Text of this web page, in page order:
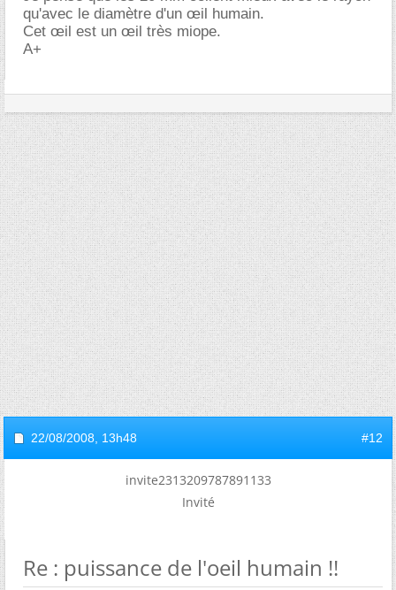
qu'avec le diamètre d'un œil humain.
Cet œil est un œil très miope.
A+
22/08/2008, 13h48 #12
invite2313209787891133
Invité
Re : puissance de l'oeil humain !!